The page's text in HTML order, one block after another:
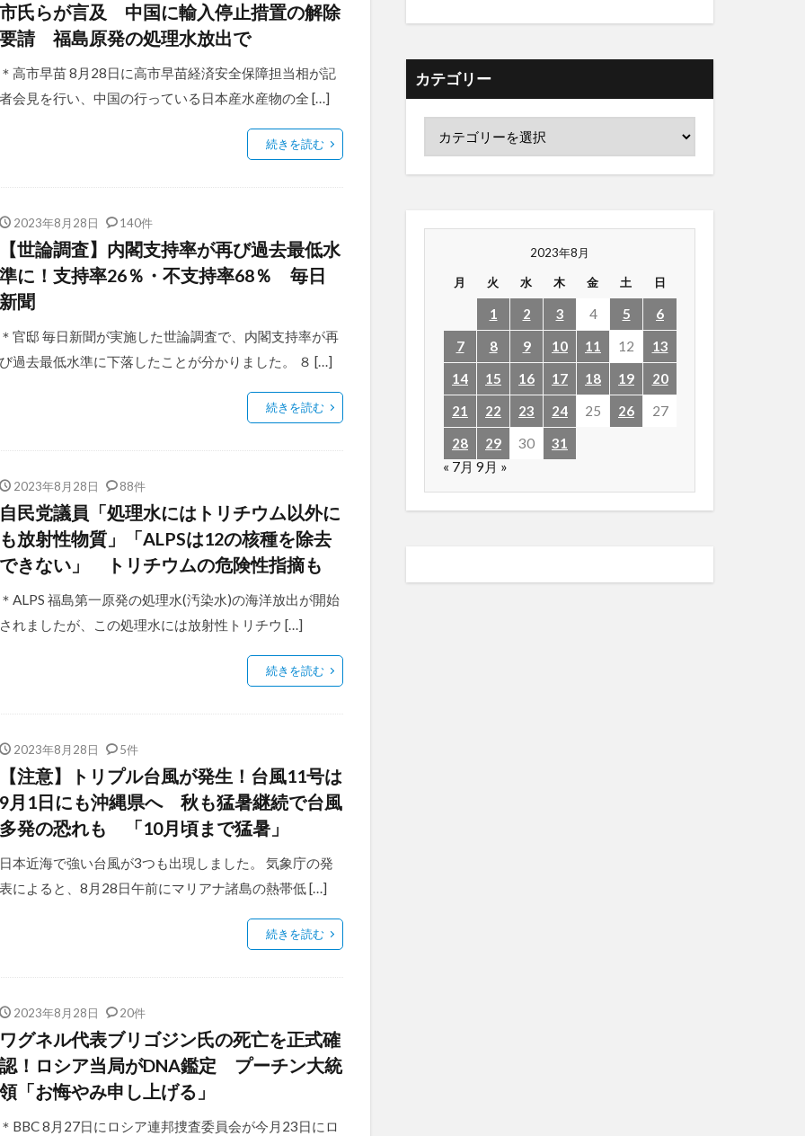
市氏らが言及 中国に輸入停止措置の解除
要請 福島原発の処理水放出で
＊高市早苗 8月28日に高市早苗経済安全保障担当相が記
者会見を行い、中国の行っている日本産水産物の全 […]
続きを読む
2023年8月28日 140件
【世論調査】内閣支持率が再び過去最低水
準に！支持率26％・不支持率68％ 毎日
新聞
＊官邸 毎日新聞が実施した世論調査で、内閣支持率が再
び過去最低水準に下落したことが分かりました。 ８ […]
続きを読む
2023年8月28日 88件
自民党議員「処理水にはトリチウム以外に
も放射性物質」「ALPSは12の核種を除去
できない」 トリチウムの危険性指摘も
＊ALPS 福島第一原発の処理水(汚染水)の海洋放出が開始
されましたが、この処理水には放射性トリチウ […]
続きを読む
2023年8月28日 5件
【注意】トリプル台風が発生！台風11号は
9月1日にも沖縄県へ 秋も猛暑継続で台風
多発の恐れも 「10月頃まで猛暑」
日本近海で強い台風が3つも出現しました。 気象庁の発
表によると、8月28日午前にマリアナ諸島の熱帯低 […]
続きを読む
2023年8月28日 20件
ワグネル代表ブリゴジン氏の死亡を正式確
認！ロシア当局がDNA鑑定 プーチン大統
領「お悔やみ申し上げる」
＊BBC 8月27日にロシア連邦捜査委員会が今月23日にロ
カテゴリー
2023年8月
月 火 水 木 金 土 日
1 2 3 4 5
6
7
8 9 10 11 12
13
14
15 16 17 18 19
20
21
22 23 24 25 26
27
28
29 30
31
« 7月 9月 »